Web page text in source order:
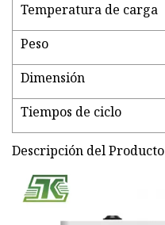
Temperatura de carga
Peso
Dimensión
Tiempos de ciclo
Descripción del Producto